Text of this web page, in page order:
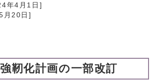
年4月1日 ]
月20日 ]
靭化計画の一部改訂